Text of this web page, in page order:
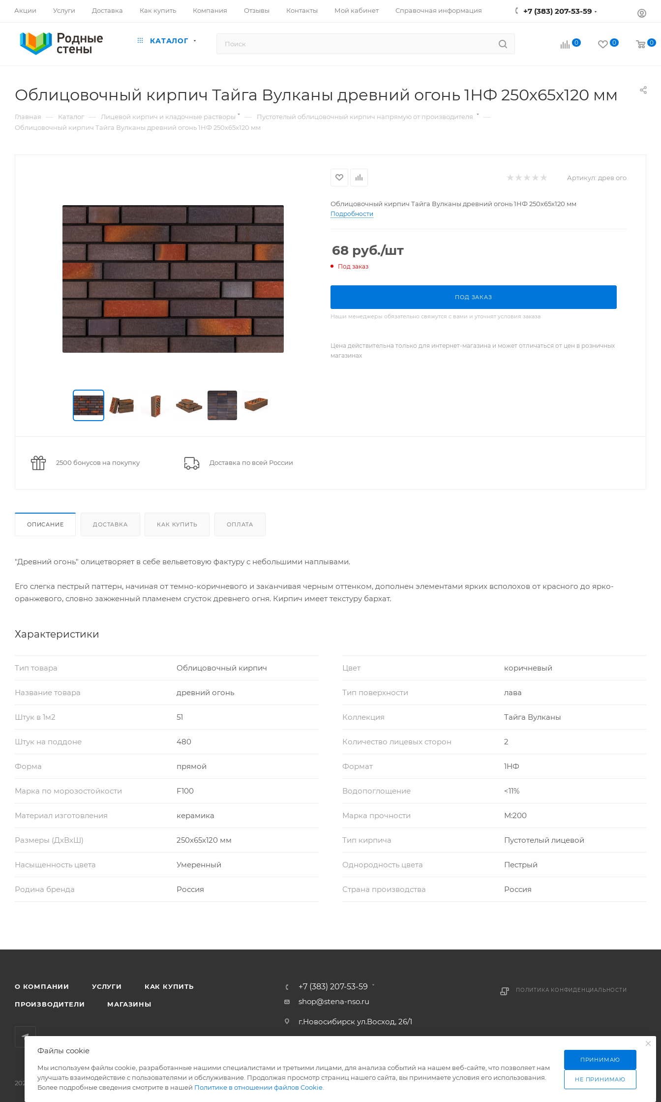
Акции Услуги Доставка Как купить Компания Отзывы Контакты Мой кабинет Справочная информация +7 (383) 207-53-59
КАТАЛОГ 0 0 0
Облицовочный кирпич Тайга Вулканы древний огонь 1НФ 250х65х120 мм
Главная — Каталог — Лицевой кирпич и кладочные растворы — Пустотелый облицовочный кирпич напрямую от производителя. —
Облицовочный кирпич Тайга Вулканы древний огонь 1НФ 250х65х120 мм
Артикул: древ ого
Облицовочный кирпич Тайга Вулканы древний огонь 1НФ 250х65х120 мм
Подробности
68 руб./шт
Под заказ
ПОД ЗАКАЗ
Наши менеджеры обязательно свяжутся с вами и уточнят условия заказа
Цена действительна только для интернет-магазина и может отличаться от цен в розничных
магазинах
2500 бонусов на покупку Доставка по всей России
ОПИСАНИЕ ДОСТАВКА КАК КУПИТЬ ОПЛАТА
"Древний огонь" олицетворяет в себе вельветовую фактуру с небольшими наплывами.
Его слегка пестрый паттерн, начиная от темно-коричневого и заканчивая черным оттенком, дополнен элементами ярких всполохов от красного до ярко-
оранжевого, словно зажженный пламенем сгусток древнего огня. Кирпич имеет текстуру бархат.
Характеристики
Тип товара Облицовочный кирпич Цвет коричневый
Название товара древний огонь Тип поверхности лава
Штук в 1м2 51 Коллекция Тайга Вулканы
Штук на поддоне 480 Количество лицевых сторон 2
Форма прямой Формат 1НФ
Марка по морозостойкости F100 Водопоглощение <11%
Материал изготовления керамика Марка прочности М:200
Размеры (ДхВхШ) 250х65х120 мм Тип кирпича Пустотелый лицевой
Насыщенность цвета Умеренный Однородность цвета Пестрый
Родина бренда Россия Страна производства Россия
О КОМПАНИИ УСЛУГИ КАК КУПИТЬ
ПРОИЗВОДИТЕЛИ МАГАЗИНЫ
+7 (383) 207-53-59
shop@stena-nso.ru
г.Новосибирск ул.Восход, 26/1
ПОЛИТИКА КОНФИДЕНЦИАЛЬНОСТИ
2026 © Родные стены - товары для строительства и ремонта!
Файлы cookie
Мы используем файлы cookie, разработанные нашими специалистами и третьими лицами, для анализа событий на нашем веб-сайте, что позволяет нам
улучшать взаимодействие с пользователями и обслуживание. Продолжая просмотр страниц нашего сайта, вы принимаете условия его использования.
Более подробные сведения смотрите в нашей Политике в отношении файлов Cookie
ПРИНИМАЮ
НЕ ПРИНИМАЮ